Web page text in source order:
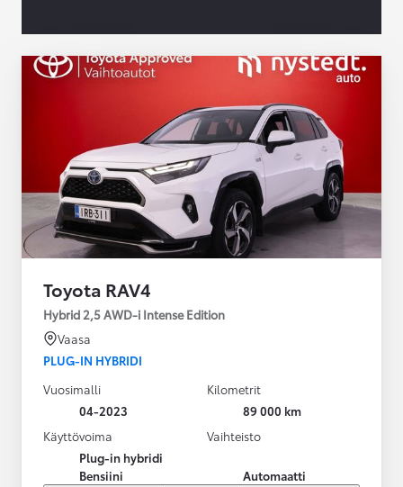
Toyota RAV4
Hybrid 2,5 AWD-i Intense Edition
Vaasa
PLUG-IN HYBRIDI
Vuosimalli
04-2023
Kilometrit
89 000 km
Käyttövoima
Plug-in hybridi
Bensiini
Vaihteisto
Automaatti